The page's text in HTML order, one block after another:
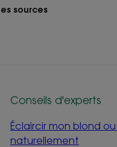
sources
Conseils d'experts
Éclaircir mon blond
naturellement